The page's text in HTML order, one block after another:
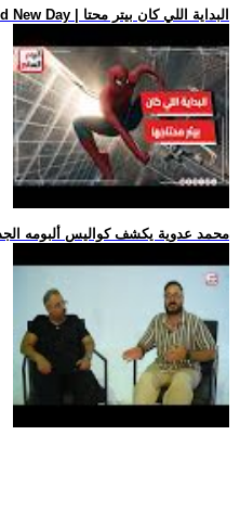
.. فيلم Spider-Man: Brand New Day | البداية اللي كان بيتر محتا
.. محمد عدوية يكشف كواليس ألبومه